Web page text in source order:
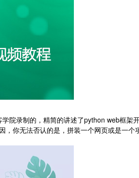
学院录制的，精简的讲述了python web框
你无法否认的是，拼装一个网页或是一个